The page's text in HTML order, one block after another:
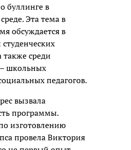
буллинге в
Эта тема в
обсуждается в
также среди
школьных
педагогов.
вызвала
программы.
изготовлению
провела Виктория